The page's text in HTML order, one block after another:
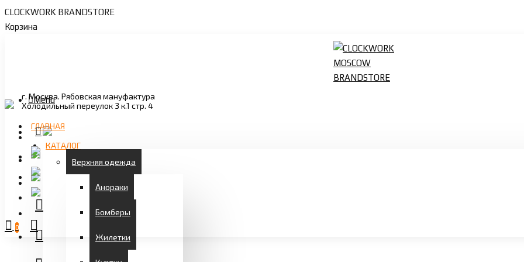
CLOCKWORK BRANDSTORE
Корзина
г. Москва. Рябовская мануфактура
Холодильный переулок 3 к.1 стр. 4
Menu
ГЛАВНАЯ
КАТАЛОГ
Верхняя одежда
Анораки
Бомберы
Жилетки
0